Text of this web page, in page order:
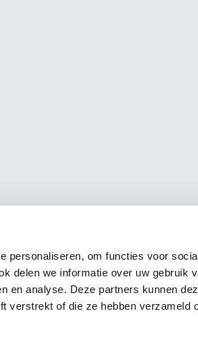
personaliseren, om functies voor
delen we informatie over uw gebruik
en analyse. Deze partners kunnen
verstrekt of die ze hebben verzameld